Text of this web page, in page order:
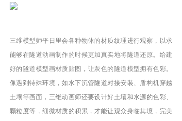
三维模型师平日里会各种物体的材质纹理进行观察，以求
能够在隧道动画制作的时候更加真实地将隧道还原。给建
好的隧道模型画材质贴图，让灰色的隧道模型拥有色彩。
像遇到特殊环境，如水下沉管隧道对接安装、盾构机穿越
土壤等画面，三维动画师还要设计好土壤和水源的色彩、
颗粒度等，细微材质的积累，才能让观众身临其境，完美